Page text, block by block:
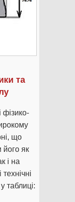
та
фізико-
що
його як
і на
таблиці: